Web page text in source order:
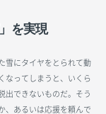
を実現
雪にタイヤをとられて動
なってしまうと、いくら
出できないものだ。そう
、あるいは応援を頼んで